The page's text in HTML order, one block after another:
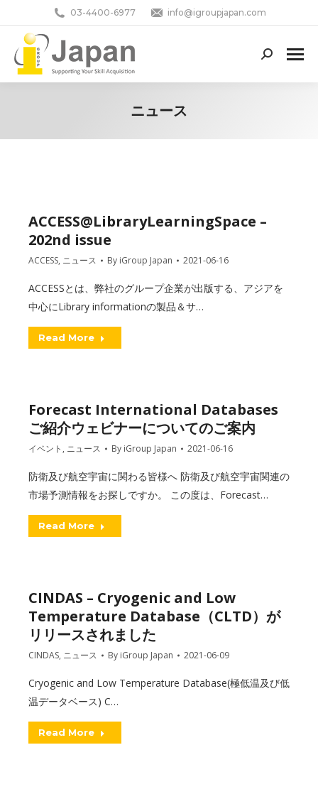
03-4400-6977 info@igroupjapan.com
Search:
ニュース
ACCESS@LibraryLearningSpace –
202nd issue
ACCESS, ニュース By iGroup Japan 2021-06-16
ACCESSとは、弊社のグループ企業が出版する、アジアを
中心にLibrary informationの製品＆サ…
Read More
Forecast International Databases
ご紹介ウェビナーについてのご案内
イベント , ニュース By iGroup Japan 2021-06-16
防衛及び航空宇宙に関わる皆様へ 防衛及び航空宇宙関連の
市場予測情報をお探しですか。 この度は、Forecast…
Read More
CINDAS – Cryogenic and Low
Temperature Database（CLTD）が
リリースされました
CINDAS, ニュース By iGroup Japan 2021-06-09
Cryogenic and Low Temperature Database(極低温及び低
温データベース) C…
Read More